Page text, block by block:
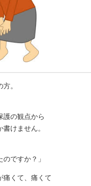
。
の観点から
けません。
のですか？」
痛くて、痛くて